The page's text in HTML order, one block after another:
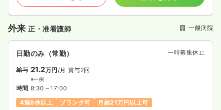
外来正・准看護師 一般病院
日勤のみ（常勤） 一時募集休止
給与 21.2万円 /月 賞与2回
※一例
時間 8:30～17:00
4週8休以上
ブランク可 月給21万円以上可